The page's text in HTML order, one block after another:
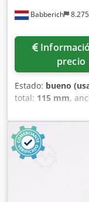
Babberich
Información de
precio
Estado: bueno
total: 115 mm,
, Patas
36 toneladas.
115 mm
recopilada por
medida de lo
información se
garantizar su
una declaración